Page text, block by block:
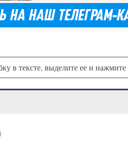
в тексте, выделите ее и нажмите